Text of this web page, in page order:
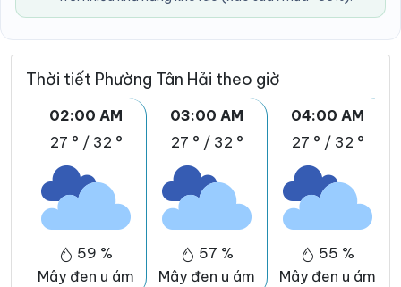
Thời tiết Phường Tân Hải theo giờ
02:00 AM
27 ° / 32 °
59 %
Mây đen u ám
03:00 AM
27 ° / 32 °
57 %
Mây đen u ám
04:00 AM
27 ° / 32 °
55 %
Mây đen u ám